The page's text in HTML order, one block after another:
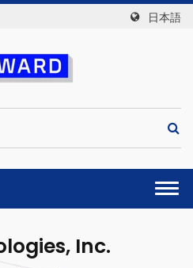
日本語
Inc.